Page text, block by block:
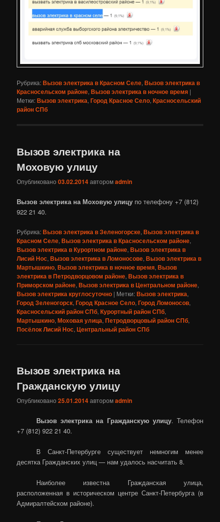
Рубрика:Вызов электрика в Красном Селе,Вызов электрика в
Красносельском районе,Вызов электрика в ночное время |
Метки:Вызов электрика,Город Красное Село,Красносельский
район СПб
Вызов электрика на
Моховую улицу
Опубликовано03.02.2014авторомadmin
Вызов электрика на Моховую улицу по телефону +7 (812)
922 21 40.
Рубрика:Вызов электрика в Зеленогорске,Вызов электрика в
Красном Селе,Вызов электрика в Красносельском районе,
Вызов электрика в Курортном районе,Вызов электрика в
Лисий Нос,Вызов электрика в Ломоносове,Вызов электрика в
Мартышкино,Вызов электрика в ночное время,Вызов
электрика в Петродворцовом районе,Вызов электрика в
Приморском районе,Вызов электрика в Центральном районе,
Вызов электрика круглосуточно | Метки:Вызов электрика,
Город Зеленогорск,Город Красное Село,Город Ломоносов,
Красносельский район СПб,Курортный район СПб,
Мартышкино,Моховая улица,Петродворцовый район СПб,
Посёлок Лисий Нос,Центральный район СПб
Вызов электрика на
Гражданскую улицу
Опубликовано25.01.2014авторомadmin
Вызов электрика на Гражданскую улицу. Телефон
+7 (812) 922 21 40.
В Санкт-Петербурге существует немногим менее
десятка Гражданских улиц — нам удалось насчитать 8.
Наиболее известна Гражданская улица,
расположенная в историческом центре Санкт-Петербурга (в
Адмиралтейском районе).